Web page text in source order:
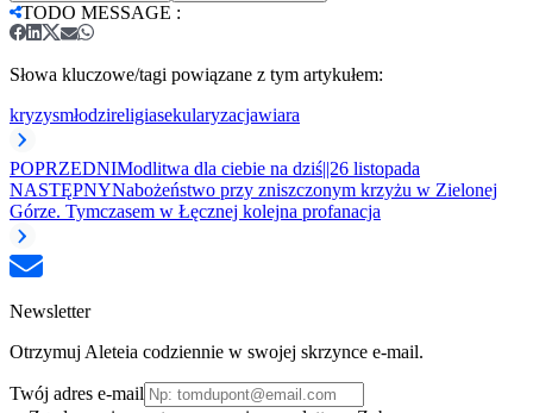
TODO MESSAGE :
Słowa kluczowe/tagi powiązane z tym artykułem:
kryzysmłodzireligiasekularyzacjawiara
POPRZEDNIModlitwa dla ciebie na dziś||26 listopada
NASTĘPNYNabożeństwo przy zniszczonym krzyżu w Zielonej
Górze. Tymczasem w Łęcznej kolejna profanacja
Newsletter
Otrzymuj Aleteia codziennie w swojej skrzynce e-mail.
Twój adres e-mail